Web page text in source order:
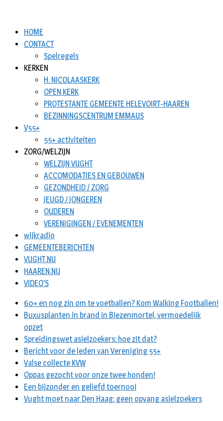
HOME
CONTACT
Spelregels
KERKEN
H. NICOLAASKERK
OPEN KERK
PROTESTANTE GEMEENTE HELEVOIRT-HAAREN
BEZINNINGSCENTRUM EMMAUS
V55+
55+ activiteiten
ZORG/WELZIJN
WELZIJN VUGHT
ACCOMODATIES EN GEBOUWEN
GEZONDHEID / ZORG
JEUGD / JONGEREN
OUDEREN
VERENIGINGEN / EVENEMENTEN
wijkradio
GEMEENTEBERICHTEN
VUGHT.NU
HAAREN.NU
VIDEO’S
60+ en nog zin om te voetballen? Kom Walking Footballen!
Buxusplanten in brand in Biezenmortel, vermoedelijk
opzet
Spreidingswet asielzoekers: hoe zit dat?
Bericht voor de leden van Vereniging 55+
Valse collecte KVW
Oppas gezocht voor onze twee honden!
Een bijzonder en geliefd toernooi
Vught moet naar Den Haag: geen opvang asielzoekers